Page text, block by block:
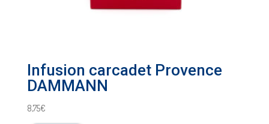
Infusion carcadet Provence
DAMMANN
8,75€